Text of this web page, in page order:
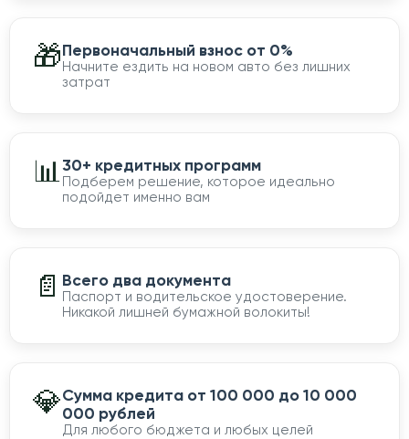
🎁Первоначальный взнос от 0%
Начните ездить на новом авто без лишних
затрат
📊30+ кредитных программ
Подберем решение, которое идеально
подойдет именно вам
📄 Всего два документа
Паспорт и водительское удостоверение.
Никакой лишней бумажной волокиты!
💎Сумма кредита от 100 000 до 10 000
000 рублей
Для любого бюджета и любых целей